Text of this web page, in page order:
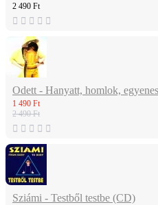
2 490 Ft
Odett - Hanyatt, homlok,
1 490 Ft
2 490 Ft
Sziámi - Testből testbe (CD)